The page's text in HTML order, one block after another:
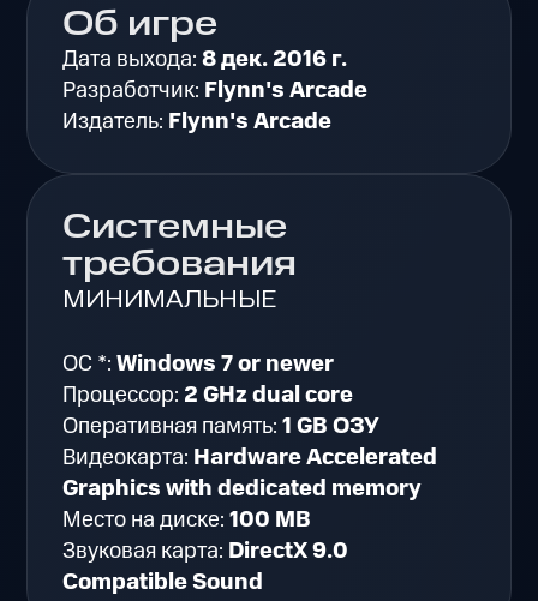
Об игре
Дата выхода:8 дек. 2016 г.
Разработчик: Flynn's Arcade
Издатель: Flynn's Arcade
Системные
требования
МИНИМАЛЬНЫЕ
ОС *:Windows 7 or newer
Процессор: 2 GHz dual core
Оперативная память:1 GB ОЗУ
Видеокарта: Hardware Accelerated
Graphics with dedicated memory
Место на диске:100 MB
Звуковая карта: DirectX 9.0
Compatible Sound